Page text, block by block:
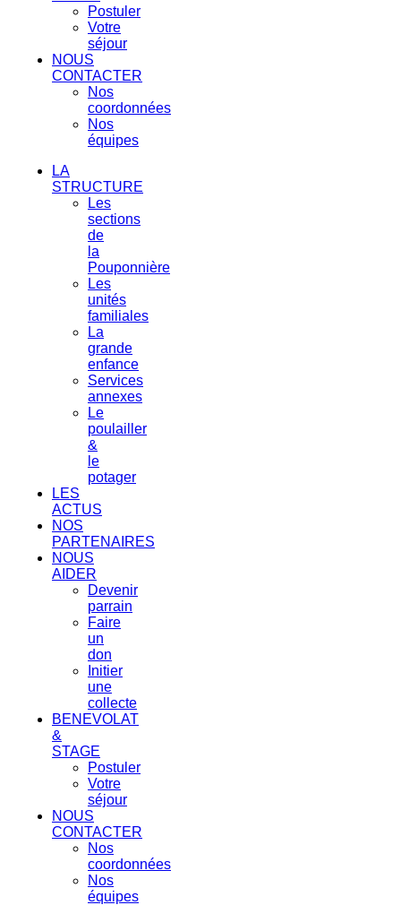
Postuler
Votre
séjour
NOUS
CONTACTER
Nos
coordonnées
Nos
équipes
LA
STRUCTURE
Les
sections
de
la
Pouponnière
Les
unités
familiales
La
grande
enfance
Services
annexes
Le
poulailler
&
le
potager
LES
ACTUS
NOS
PARTENAIRES
NOUS
AIDER
Devenir
parrain
Faire
un
don
Initier
une
collecte
BENEVOLAT
&
STAGE
Postuler
Votre
séjour
NOUS
CONTACTER
Nos
coordonnées
Nos
équipes